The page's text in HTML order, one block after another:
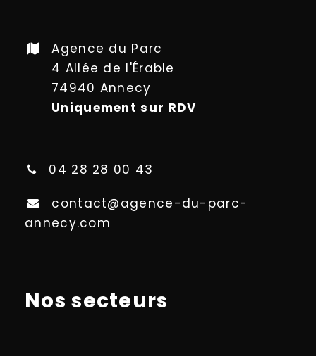
Agence du Parc
4 Allée de l'Érable
74940 Annecy
Uniquement sur RDV
04 28 28 00 43
contact@agence-du-parc-
annecy.com
Nos secteurs